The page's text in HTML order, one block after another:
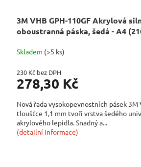
3M VHB GPH-110GF Akrylová
oboustranná páska, šedá - A4
Skladem (>5 ks)
230 Kč bez DPH
278,30 Kč
Nová řada vysokopevnostních pásek 3M
tloušťce 1,1 mm tvoří vrstva šedého
akrylového lepidla. Snadný a...
(detailní informace)